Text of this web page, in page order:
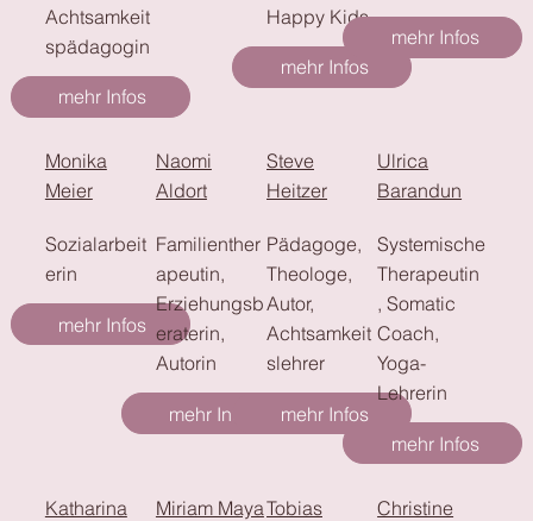
Achtsamkeit
spädagogin
mehr Infos
Happy Kids
mehr Infos
mehr Infos
Monika
Meier
Sozialarbeit
erin
mehr Infos
Naomi
Aldort
Familienther
apeutin,
Erziehungsb
eraterin,
Autorin
mehr Infos
Steve
Heitzer
Pädagoge,
Theologe,
Autor,
Achtsamkeit
slehrer
mehr Infos
Ulrica
Barandun
Systemische
Therapeutin
, Somatic
Coach,
Yoga-
Lehrerin
mehr Infos
Katharina
Miriam MayaTobias
Christine